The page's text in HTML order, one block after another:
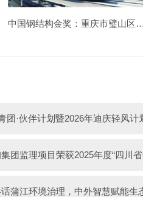
中国钢结构金奖：重庆市璧山区胶轮有轨电车工程
团·伙伴计划暨2026年迪庆轻风计
团监理项目荣获2025年度“四川
蒲江环境治理，中外智慧赋能生